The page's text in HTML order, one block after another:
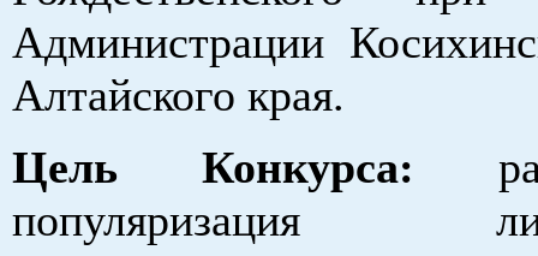
Администрации
Алтайского края.
Цель Конкурса:
популяризация